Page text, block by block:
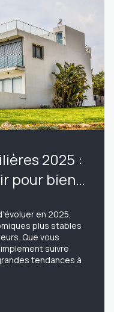
2025 :
pour bien
en 2025,
plus stables
Que vous
suivre
tendances à